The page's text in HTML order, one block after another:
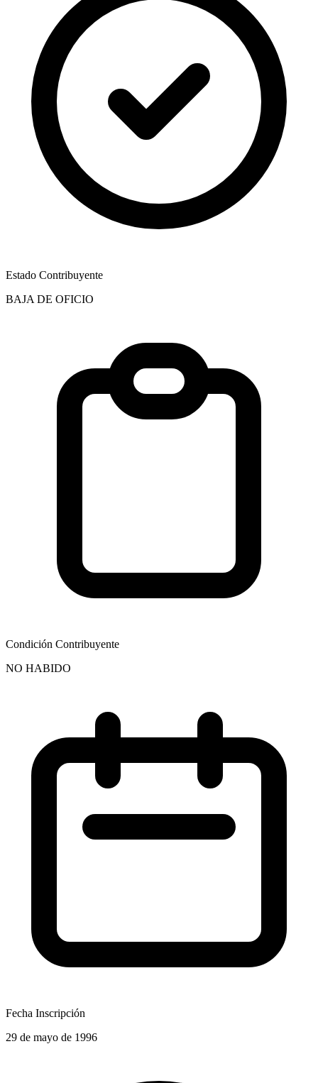
Estado Contribuyente
BAJA DE OFICIO
Condición Contribuyente
NO HABIDO
Fecha Inscripción
29 de mayo de 1996